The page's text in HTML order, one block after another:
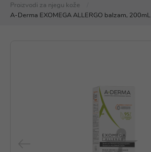
Proizvodi za njegu kože
A-Derma EXOMEGA ALLERGO balzam, 200mL